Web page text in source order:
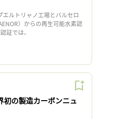
ルトリャノ工場とバルセロ
）からの再生可能水素認
証では、
初の製造カーボンニュ